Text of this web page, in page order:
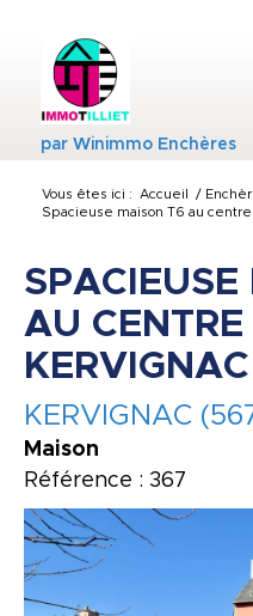
parWinimmo Enchères
Vous êtes ici : Accueil /
Spacieuse maison T6 au
AU
KERVIGNAC
KERVIGNAC
Maison
Référence : 367